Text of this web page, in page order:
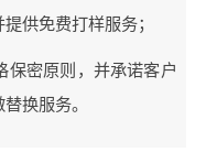
供免费打样服务；
保密原则，并承诺客户
换服务。